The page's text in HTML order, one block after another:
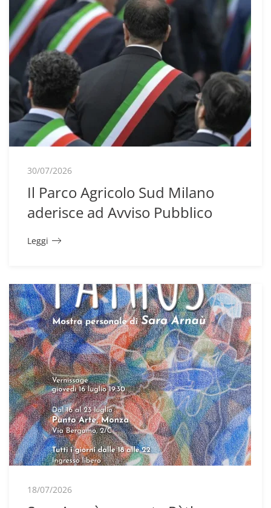
30/07/2026
Il Parco Agricolo Sud Milano
aderisce ad Avviso Pubblico
Leggi
18/07/2026